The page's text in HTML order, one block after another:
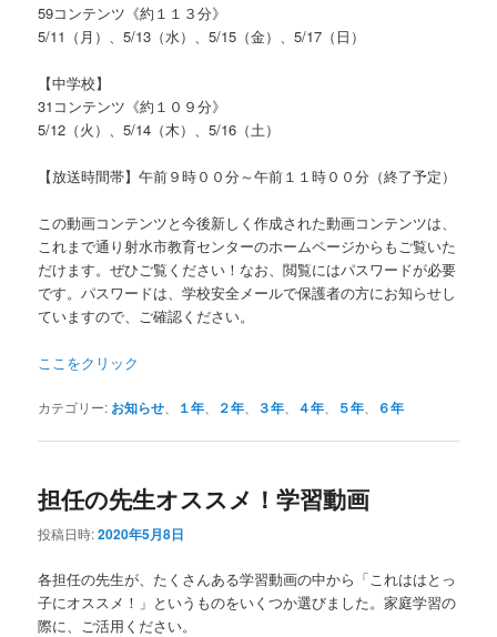
59コンテンツ《約１１３分》
5/11（月）、5/13（水）、5/15（金）、5/17（日）
【中学校】
31コンテンツ《約１０９分》
5/12（火）、5/14（木）、5/16（土）
【放送時間帯】午前９時００分～午前１１時００分（終了予定）
この動画コンテンツと今後新しく作成された動画コンテンツは、
これまで通り射水市教育センターのホームページからもご覧いた
だけます。ぜひご覧ください！なお、閲覧にはパスワードが必要
です。パスワードは、学校安全メールで保護者の方にお知らせし
ていますので、ご確認ください。
ここをクリック
カテゴリー: お知らせ １年 ２年 ３年 ４年 ５年 ６年
担任の先生オススメ！学習動画
投稿日時:2020年5月8日
各担任の先生が、たくさんある学習動画の中から「これははとっ
子にオススメ！」というものをいくつか選びました。家庭学習の
際に、ご活用ください。